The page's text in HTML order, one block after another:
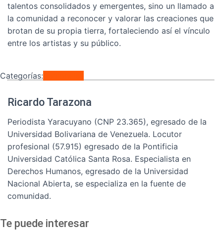
talentos consolidados y emergentes, sino un llamado a
la comunidad a reconocer y valorar las creaciones que
brotan de su propia tierra, fortaleciendo así el vínculo
entre los artistas y su público.
Categorías:
Ricardo Tarazona
Periodista Yaracuyano (CNP 23.365), egresado de la
Universidad Bolivariana de Venezuela. Locutor
profesional (57.915) egresado de la Pontificia
Universidad Católica Santa Rosa. Especialista en
Derechos Humanos, egresado de la Universidad
Nacional Abierta, se especializa en la fuente de
comunidad.
Te puede interesar